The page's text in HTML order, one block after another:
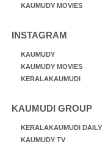
KAUMUDY MOVIES
INSTAGRAM
KAUMUDY
KAUMUDY MOVIES
KERALAKAUMUDI
KAUMUDI GROUP
KERALAKAUMUDI DAILY
KAUMUDY TV